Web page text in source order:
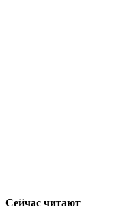
Сейчас читают